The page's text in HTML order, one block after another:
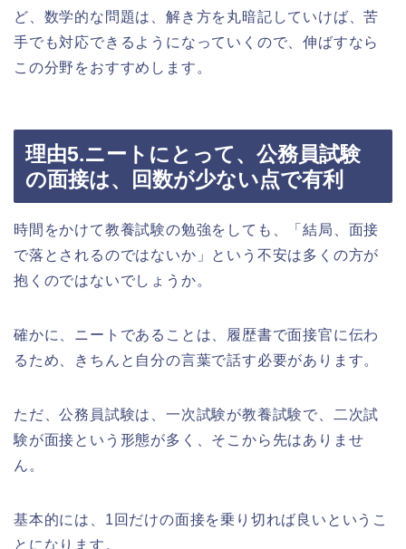
ど、数学的な問題は、解き方を丸暗記していけば、苦
手でも対応できるようになっていくので、伸ばすなら
この分野をおすすめします。
理由5.ニートにとって、公務員試験
の面接は、回数が少ない点で有利
時間をかけて教養試験の勉強をしても、「結局、面接
で落とされるのではないか」という不安は多くの方が
抱くのではないでしょうか。
確かに、ニートであることは、履歴書で面接官に伝わ
るため、きちんと自分の言葉で話す必要があります。
ただ、公務員試験は、一次試験が教養試験で、二次試
験が面接という形態が多く、そこから先はありませ
ん。
基本的には、1回だけの面接を乗り切れば良いというこ
とになります。